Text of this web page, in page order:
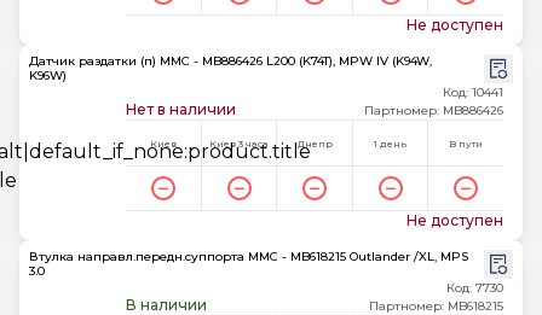
Не доступен
Датчик раздатки (п) MMC - MB886426 L200 (K74T), MPW IV (K94W,
K96W)
Нет в наличии
Код: 10441
Партномер: MB886426
Киев Киев 3 часа Днепр 1 день В пути
Не доступен
Втулка направл.передн.суппорта MMC - MB618215 Outlander /XL, MPS
3.0
В наличии
Код: 7730
Партномер: MB618215